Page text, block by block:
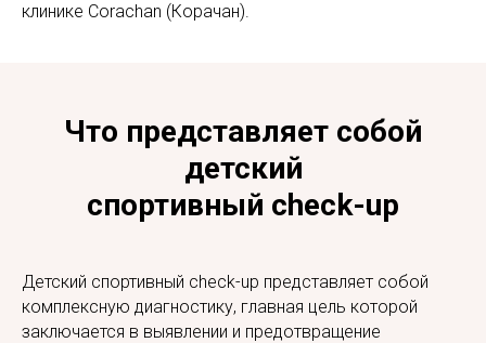
клинике Corachan (Корачан).
Что представляет собой
детский
спортивный check-up
Детский спортивный check-up представляет собой
комплексную диагностику, главная цель которой
заключается в выявлении и предотвращение